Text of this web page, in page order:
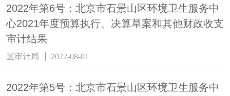
2022年第6号：北京市石景山区环境卫生服务中
心2021年度预算执行、决算草案和其他财政收支
审计结果
区审计局 2022-08-01
2022年第5号：北京市石景山区环境卫生服务中